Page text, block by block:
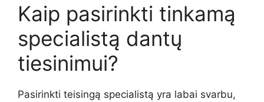
Kaip pasirinkti tinkamą
specialistą dantų
tiesinimui?
Pasirinkti teisingą specialistą yra labai svarbu,